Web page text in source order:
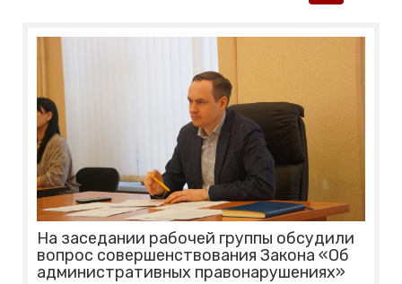
На заседании рабочей группы обсудили
вопрос совершенствования Закона «Об
административных правонарушениях»